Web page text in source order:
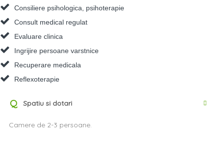
Consiliere psihologica, psihoterapie
Consult medical regulat
Evaluare clinica
Ingrijire persoane varstnice
Recuperare medicala
Reflexoterapie
Q Spatiu si dotari
Camere de 2-3 persoane.